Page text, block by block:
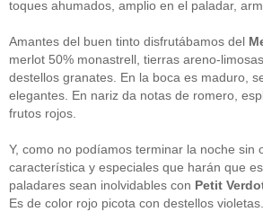
RSS - Entradas
ADMINISTRAR
Acceder
toques ahumados, amplio en el paladar,
Amantes del buen tinto disfrutábamos del
merlot 50% monastrell, tierras areno-
destellos granates. En la boca es maduro,
elegantes. En nariz da notas de romero,
frutos rojos.
Y, como no podíamos terminar la noche sin
característica y especiales que harán que
paladares sean inolvidables con Petit
Es de color rojo picota con destellos